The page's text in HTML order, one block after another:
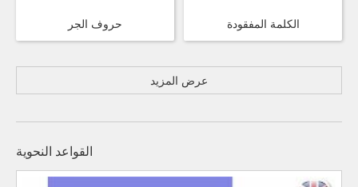
حروف الجر الكلمة المفقودة
عرض المزيد
القواعد النحوية